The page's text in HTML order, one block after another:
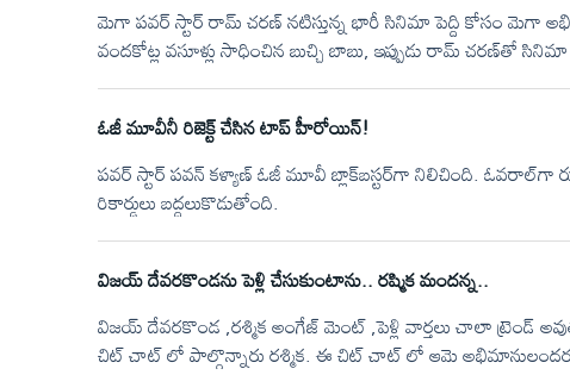
మెగా పవర్ స్టార్ రామ్ చరణ్ నటిస్తున్న భారీ సినిమా పెద్ది కోసం మెగా
వందకోట్ల వసూళ్లు సాధించిన బుచ్చి బాబు, ఇప్పుడు రామ్ చరణ్‌తో
క్రియేట్ అయింది. ఈ సినిమాకి సంబంధించిన ఏ చిన్న అప్‌డేట్‌ బయటకు
విడుదలైన పోస్టర్లు, సాంగ్, వీడియో గ్లింప్స్ ఈ సినిమా పై ఉన్న
సంచలనంగా మారి 60 మిలియన్ కు పైగా వ్యూస్ సొంతం చేసుకుంది.
ఓజీ మూవీనీ రిజెక్ట్ చేసిన టాప్ హీరోయిన్!
పవర్ స్టార్ పవన్ కళ్యాణ్ ఓజీ మూవీ బ్లాక్‌బస్టర్‌గా నిలిచింది. ఓవరాల్‌గా
రికార్డులు బద్దలుకొడుతోంది.
విజయ్ దేవరకొండను పెళ్లి చేసుకుంటాను.. రష్మిక మందన్న..
విజయ్ దేవరకొండ ,రశ్మిక అంగేజ్ మెంట్ ,పెళ్లి వార్తలు చాలా ట్రెండ్
చిట్ చాట్ లో పాల్గొన్నారు రశ్మిక. ఈ చిట్ చాట్ లో ఆమె